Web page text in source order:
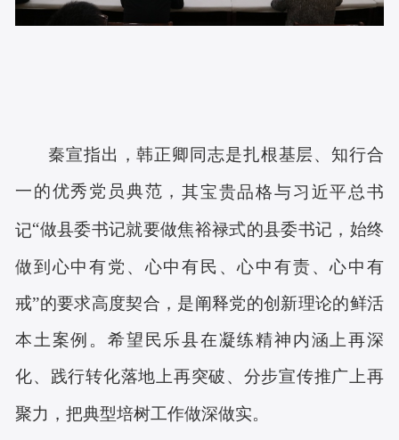
秦宣指出，韩正卿同志是扎根基层、知行合
一的优秀党员典范，其宝贵品格与习近平总书
记“做县委书记就要做焦裕禄式的县委书记，始终
做到心中有党、心中有民、心中有责、心中有
戒”的要求高度契合， 是阐释党的创新理论的鲜活
本土案例。希望民乐县在凝练精神内涵上再深
化、践行转化落地上再突破、分步宣传推广上再
聚力，把典型培树工作做深做实。